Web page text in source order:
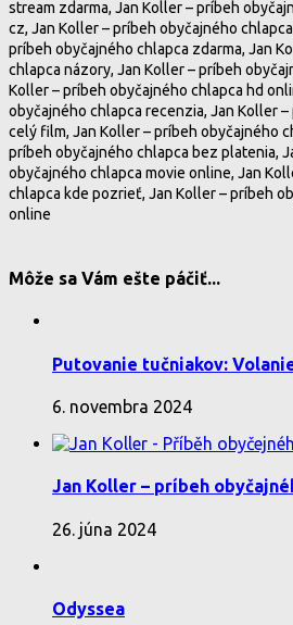
stream zdarma, Jan Koller – príbeh
cz, Jan Koller – príbeh obyčajného
príbeh obyčajného chlapca zdarma, Jan
chlapca názory, Jan Koller – príbeh
Koller – príbeh obyčajného chlapca hd
obyčajného chlapca recenzia, Jan Koller
celý film, Jan Koller – príbeh obyčajného
príbeh obyčajného chlapca bez platenia,
obyčajného chlapca movie online, Jan
chlapca kde pozrieť, Jan Koller – príbeh
online
Môže sa Vám ešte páčiť...
Putovanie tučniakov:
6. novembra 2024
Jan Koller – príbeh
26. júna 2024
Odyssea